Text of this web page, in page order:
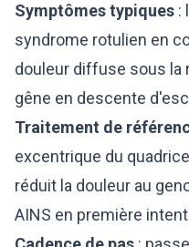
Symptômes typiques :
syndrome rotulien en
douleur diffuse sous la
gêne en descente
Traitement de
excentrique du
réduit la douleur au
AINS en première